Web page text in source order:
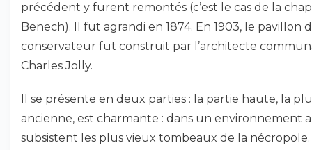
précédent y furent remontés (c’est le cas de la
Benech). Il fut agrandi en 1874. En 1903, le pavillon
conservateur fut construit par l’architecte
Charles Jolly.
Il se présente en deux parties : la partie haute, la
ancienne, est charmante : dans un environnement
subsistent les plus vieux tombeaux de la nécropole.